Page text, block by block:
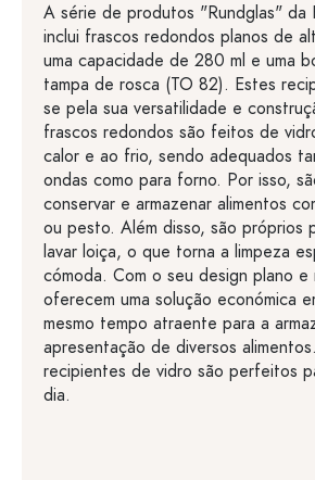
A série de produtos "Rundglas" da
inclui frascos redondos planos de
uma capacidade de 280 ml e uma
tampa de rosca (TO 82). Estes
se pela sua versatilidade e
frascos redondos são feitos de
calor e ao frio, sendo adequados
ondas como para forno. Por isso,
conservar e armazenar alimentos
ou pesto. Além disso, são próprios
lavar loiça, o que torna a limpeza
cómoda. Com o seu design plano e
oferecem uma solução económica
mesmo tempo atraente para a
apresentação de diversos
recipientes de vidro são perfeitos
dia.